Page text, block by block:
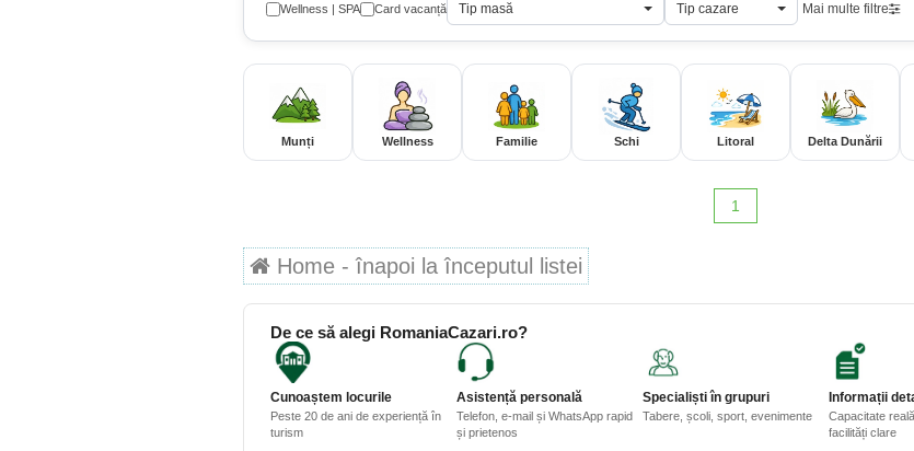
Wellness | SPA Card vacanță Tip masă Tip cazare Mai multe filtre
Munți Wellness Familie Schi Litoral Delta Dunării
1
Home - înapoi la începutul listei
De ce să alegi RomaniaCazari.ro?
Cunoaștem locurile
Peste 20 de ani de experiență în
turism
Asistență personală
Telefon, e-mail și WhatsApp rapid
și prietenos
Specialiști în grupuri
Tabere, școli, sport, evenimente
Informații
Capacitate
facilități clare